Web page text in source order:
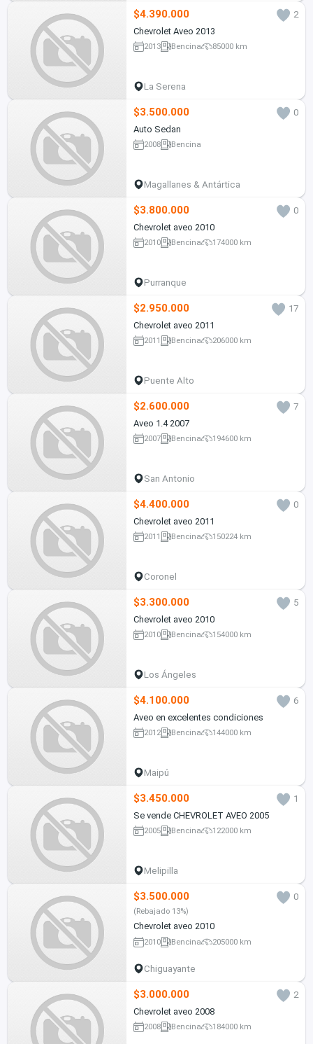
$4.390.000
2
Chevrolet Aveo 2013
2013 Bencina 85000 km
La Serena
$3.500.000
0
Auto Sedan
2008 Bencina
Magallanes & Antártica
$3.800.000
0
Chevrolet aveo 2010
2010 Bencina 174000 km
Purranque
$2.950.000
17
Chevrolet aveo 2011
2011 Bencina 206000 km
Puente Alto
$2.600.000
7
Aveo 1.4 2007
2007 Bencina 194600 km
San Antonio
$4.400.000
0
Chevrolet aveo 2011
2011 Bencina 150224 km
Coronel
$3.300.000
5
Chevrolet aveo 2010
2010 Bencina 154000 km
Los Ángeles
$4.100.000
6
Aveo en excelentes condiciones
2012 Bencina 144000 km
Maipú
$3.450.000
1
Se vende CHEVROLET AVEO 2005
2005 Bencina 122000 km
Melipilla
$3.500.000 0
(Rebajado 13%)
Chevrolet aveo 2010
2010 Bencina 205000 km
Chiguayante
$3.000.000
2
Chevrolet aveo 2008
2008 Bencina 184000 km